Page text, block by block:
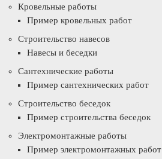
Кровельные работы
Пример кровельных работ
Строительство навесов
Навесы и беседки
Сантехнические работы
Пример сантехнических работ
Строительство беседок
Пример строительства беседок
Электромонтажные работы
Пример электромонтажных работ